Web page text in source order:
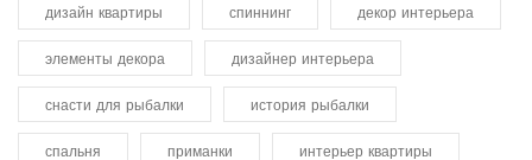
дизайн квартиры спиннинг декор интерьера
элементы декора дизайнер интерьера
снасти для рыбалки история рыбалки
спальня приманки интерьер квартиры